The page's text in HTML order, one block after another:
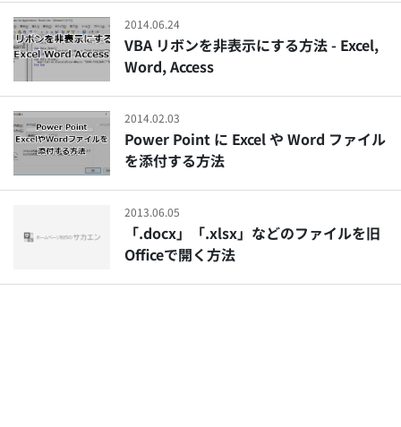
2014.06.24
VBA リボンを非表示にする方法 - Excel,
Word, Access
2014.02.03
Power Point に Excel や Word ファイル
を添付する方法
2013.06.05
「.docx」「.xlsx」などのファイルを旧
Officeで開く方法